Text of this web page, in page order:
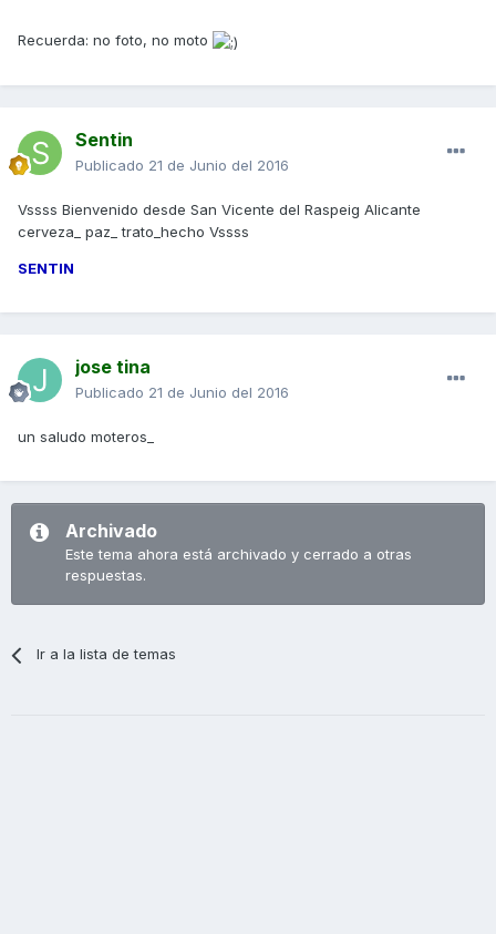
Recuerda: no foto, no moto
Sentin
Publicado 21 de Junio del 2016
Vssss Bienvenido desde San Vicente del Raspeig Alicante
cerveza_ paz_ trato_hecho Vssss
SENTIN
jose tina
Publicado 21 de Junio del 2016
un saludo moteros_
Archivado
Este tema ahora está archivado y cerrado a otras
respuestas.
Ir a la lista de temas